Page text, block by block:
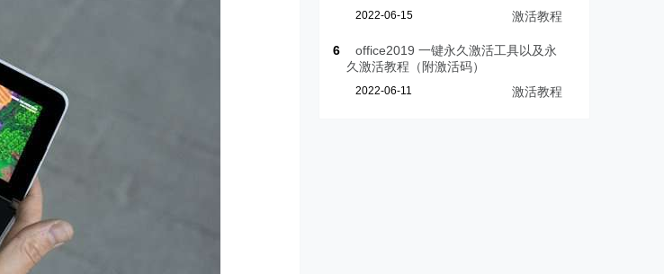
2022-06-15 激活教程
6
office2019 一键永久激活工具以及永
久激活教程（附激活码）
2022-06-11 激活教程